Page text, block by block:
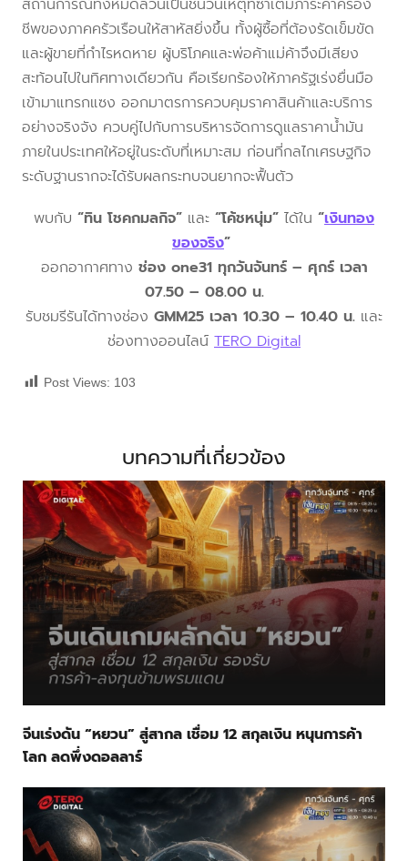
สถานการณ์ทั้งหมดล้วนเป็นชนวนเหตุที่ซ้ำเติมภาระค่าครอง
ชีพของภาคครัวเรือนให้สาหัสยิ่งขึ้น ทั้งผู้ซื้อที่ต้องรัดเข็มขัด
และผู้ขายที่กำไรหดหาย ผู้บริโภคและพ่อค้าแม่ค้าจึงมีเสียง
สะท้อนไปในทิศทางเดียวกัน คือเรียกร้องให้ภาครัฐเร่งยื่นมือ
เข้ามาแทรกแซง ออกมาตรการควบคุมราคาสินค้าและบริการ
อย่างจริงจัง ควบคู่ไปกับการบริหารจัดการดูแลราคาน้ำมัน
ภายในประเทศให้อยู่ในระดับที่เหมาะสม ก่อนที่กลไกเศรษฐกิจ
ระดับฐานรากจะได้รับผลกระทบจนยากจะฟื้นตัว
พบกับ “ทิน โชคกมลกิจ” และ “โค้ชหนุ่ม” ได้ใน “เงินทอง
ของจริง”
ออกอากาศทาง ช่อง one31 ทุกวันจันทร์ – ศุกร์ เวลา
07.50 – 08.00 น.
รับชมรีรันได้ทางช่อง GMM25 เวลา 10.30 – 10.40 น. และ
ช่องทางออนไลน์ TERO Digital
Post Views: 103
บทความที่เกี่ยวข้อง
จีนเร่งดัน “หยวน” สู่สากล เชื่อม 12 สกุลเงิน หนุนการค้า
โลก ลดพึ่งดอลลาร์